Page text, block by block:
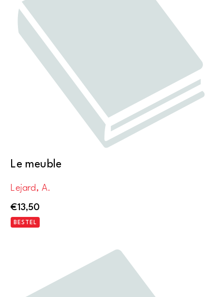
Le meuble
Lejard, A.
€13,50
BESTEL